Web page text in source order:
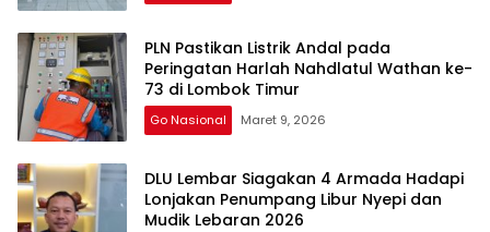
PLN Pastikan Listrik Andal pada
Peringatan Harlah Nahdlatul Wathan ke-
73 di Lombok Timur
Go Nasional Maret 9, 2026
DLU Lembar Siagakan 4 Armada Hadapi
Lonjakan Penumpang Libur Nyepi dan
Mudik Lebaran 2026